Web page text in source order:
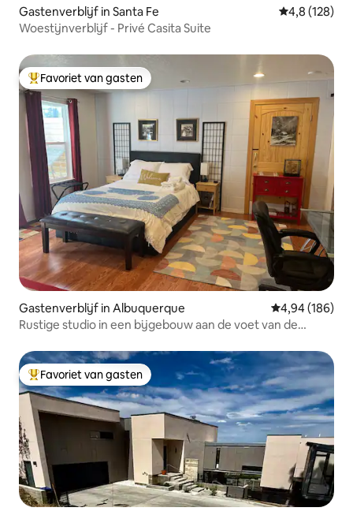
Gastenverblijf in Santa Fe Gemiddelde
4,8 (128)
Woestijnverblijf - Privé Casita Suite
Topfavoriet van gasten
Favoriet van gasten
Gastenverblijf in Albuquerque Gemiddelde
4,94 (186)
Rustige studio in een bijgebouw aan de voet van de
Topfavoriet van gasten
Favoriet van gasten